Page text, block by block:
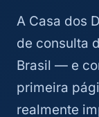
A Casa dos
de consulta
Brasil — e
primeira
realmente